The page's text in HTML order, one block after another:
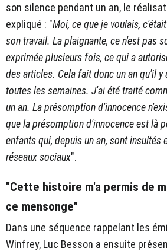
son silence pendant un an, le
expliqué : "Moi, ce que je voulais,
son travail. La plaignante, ce n'est pas
exprimée plusieurs fois, ce qui a
des articles. Cela fait donc un an qu'il
toutes les semaines. J'ai été traité
un an. La présomption d'innocence
que la présomption d'innocence est là
enfants qui, depuis un an, sont insultés
réseaux sociaux".
"Cette histoire m'a permis de
ce mensonge"
Dans une séquence rappelant les
Winfrey, Luc Besson a ensuite